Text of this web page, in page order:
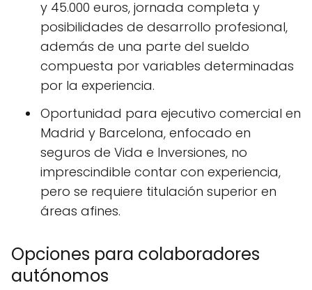
y 45.000 euros, jornada completa y
posibilidades de desarrollo profesional,
además de una parte del sueldo
compuesta por variables determinadas
por la experiencia.
Oportunidad para ejecutivo comercial en
Madrid y Barcelona, enfocado en
seguros de Vida e Inversiones, no
imprescindible contar con experiencia,
pero se requiere titulación superior en
áreas afines.
Opciones para colaboradores
autónomos